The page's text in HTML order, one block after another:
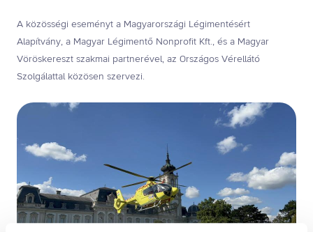
A közösségi eseményt a Magyarországi Légimentésért
Alapítvány, a Magyar Légimentő Nonprofit Kft., és a Magyar
Vöröskereszt szakmai partnerével, az Országos Vérellátó
Szolgálattal közösen szervezi.